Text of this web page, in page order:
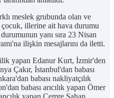
meslek grubunda olan ve
çocuk, illerine ait hava durumu
yanı sıra 23 Nisan
ilişkin mesajlarını da iletti.
yapan Edanur Kurt, İzmir'den
Çakır, İstanbul'dan babası
babası nakliyatçılık
babası arıcılık yapan Ömer
yapan Cemre Şahan,